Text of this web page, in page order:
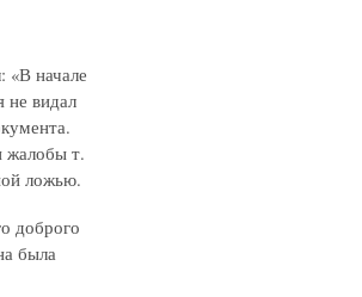
«В начале
не видал
жалобы т.
ложью.
доброго
была